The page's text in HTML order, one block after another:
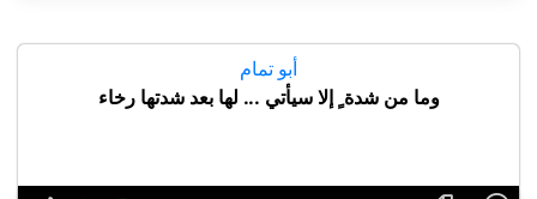
أبو تمام
وما من شدة ٍ إلا سيأتي ... لها بعد شدتها رخاء